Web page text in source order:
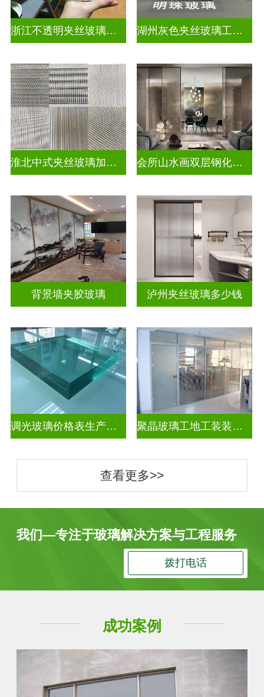
浙江不透明夹丝玻璃定做 湖州灰色夹丝玻璃工厂招聘
淮北中式夹丝玻璃加工点 会所山水画双层钢化夹胶
背景墙夹胶玻璃 泸州夹丝玻璃多少钱
调光玻璃价格表生产电话 聚晶玻璃工地工装装饰玻璃
查看更多>>
我们—专注于玻璃解决方案与工程服务
拨打电话
成功案例